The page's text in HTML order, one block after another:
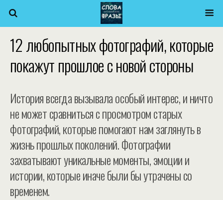
12 любопытных фотографий, которые
покажут прошлое с новой стороны
История всегда вызывала особый интерес, и ничто
не может сравниться с просмотром старых
фотографий, которые помогают нам заглянуть в
жизнь прошлых поколений. Фотографии
захватывают уникальные моменты, эмоции и
истории, которые иначе были бы утрачены со
временем.